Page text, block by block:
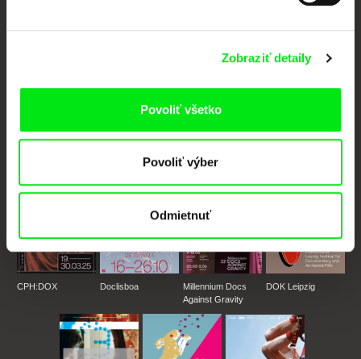
Zobraziť detaily
Povoliť všetko
Povoliť výber
Odmietnuť
európskych festivalov dokumentárneho filmu združených pod Doc Alliance.
Členovia Doc Alliance
CPH:DOX Doclisboa
Millennium Docs
Against Gravity
DOK Leipzig